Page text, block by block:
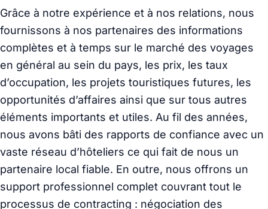
Grâce à notre expérience et à nos relations, nous
fournissons à nos partenaires des informations
complètes et à temps sur le marché des voyages
en général au sein du pays, les prix, les taux
d’occupation, les projets touristiques futures, les
opportunités d’affaires ainsi que sur tous autres
éléments importants et utiles. Au fil des années,
nous avons bâti des rapports de confiance avec un
vaste réseau d’hôteliers ce qui fait de nous un
partenaire local fiable. En outre, nous offrons un
support professionnel complet couvrant tout le
processus de contracting : négociation des